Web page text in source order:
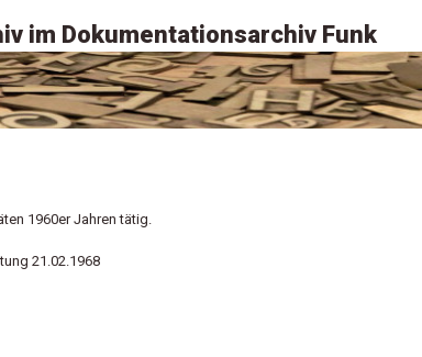
im Dokumentationsarchiv Funk
1960er Jahren tätig.
21.02.1968